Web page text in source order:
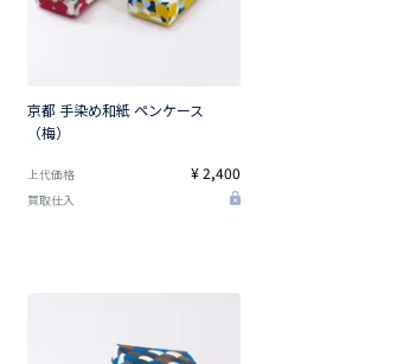
京都 手染め和紙 ペンケース
（梅）
上代価格 ¥ 2,400
買取仕入